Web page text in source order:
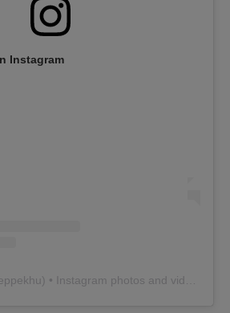
Instagram
) • Instagram photos and videos